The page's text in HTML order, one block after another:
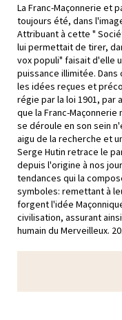
La Franc-Maçonnerie et
toujours été, dans
Attribuant à cette "
lui permettait de tirer,
vox populi" faisait d'elle
puissance illimitée.
les idées reçues et
régie par la loi 1901, par
que la Franc-
se déroule en son sein
aigu de la recherche et
Serge Hutin retrace le
depuis l'origine à nos
tendances qui la
symboles: remettant à
forgent l'idée
civilisation, assurant
humain du Merveilleux.